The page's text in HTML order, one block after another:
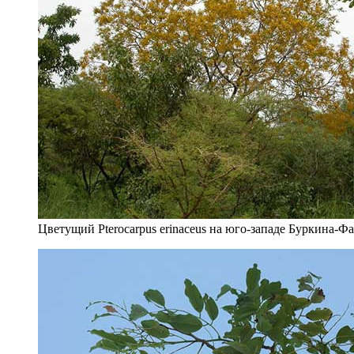
Цветущий Pterocarpus erinaceus на юго-западе Буркина-